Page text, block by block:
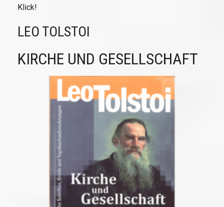
Klick!
LEO TOLSTOI
KIRCHE UND GESELLSCHAFT